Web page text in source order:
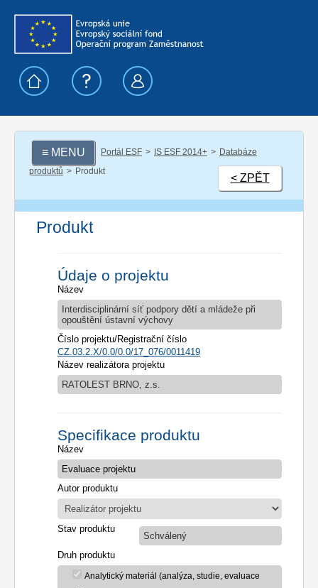
≡ MENU Portál ESF IS ESF 2014+
Databáze
produktů
Produkt
< ZPĚT
Produkt
Údaje o projektu
Název
Interdisciplinární síť podpory dětí a mládeže při
opouštění ústavní výchovy
Číslo projektu/Registrační číslo
CZ.03.2.X/0.0/0.0/17_076/0011419
Název realizátora projektu
RATOLEST BRNO, z.s.
Specifikace produktu
Název
Autor produktu
Stav produktu
Schválený
Druh produktu
Analytický materiál (analýza, studie, evaluace